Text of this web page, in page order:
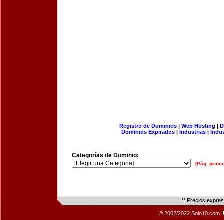
Registro de Dominios| Web Hosting |
Dominios Expirados | Industrias |
Categorías de Dominio:
[Pág.
** Precios
© 2002/2022 Solo10.com